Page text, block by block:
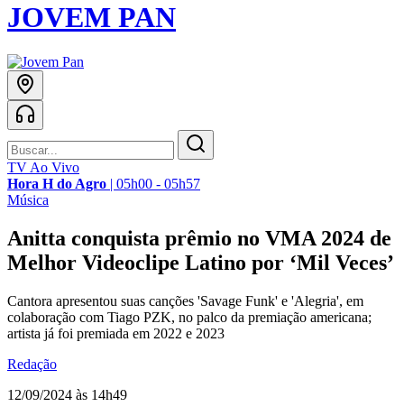
JOVEM PAN
TV Ao Vivo
Hora H do Agro | 05h00 - 05h57
Música
Anitta conquista prêmio no VMA 2024 de
Melhor Videoclipe Latino por ‘Mil Veces’
Cantora apresentou suas canções 'Savage Funk' e 'Alegria', em
colaboração com Tiago PZK, no palco da premiação americana;
artista já foi premiada em 2022 e 2023
Redação
12/09/2024 às 14h49